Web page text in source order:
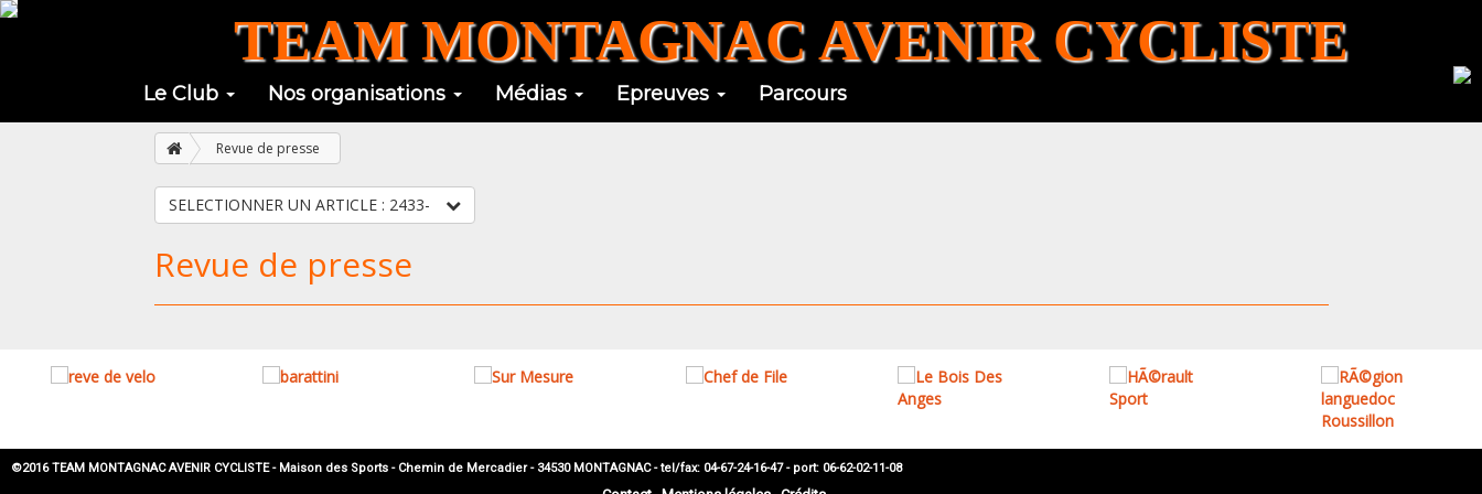
TEAM MONTAGNAC AVENIR CYCLISTE
Le Club Nos organisations Médias Epreuves Parcours
Revue de presse
SELECTIONNER UN ARTICLE : 2433-
Revue de presse
©2016 TEAM MONTAGNAC AVENIR CYCLISTE - Maison des Sports - Chemin de Mercadier - 34530 MONTAGNAC - tel/fax: 04-67-24-16-47 - port: 06-62-02-11-08